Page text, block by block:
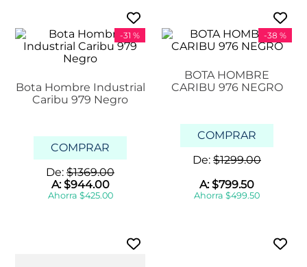
-31 %
Bota Hombre Industrial
Caribu 979 Negro
COMPRAR
De: $1369.00
A:$944.00
Ahorra $425.00
-38 %
BOTA HOMBRE
CARIBU 976 NEGRO
COMPRAR
De: $1299.00
A:$799.50
Ahorra $499.50